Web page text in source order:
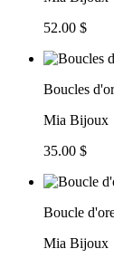
52.00 $
Boucles
Mia Bijoux
35.00 $
Boucle
Mia Bijoux